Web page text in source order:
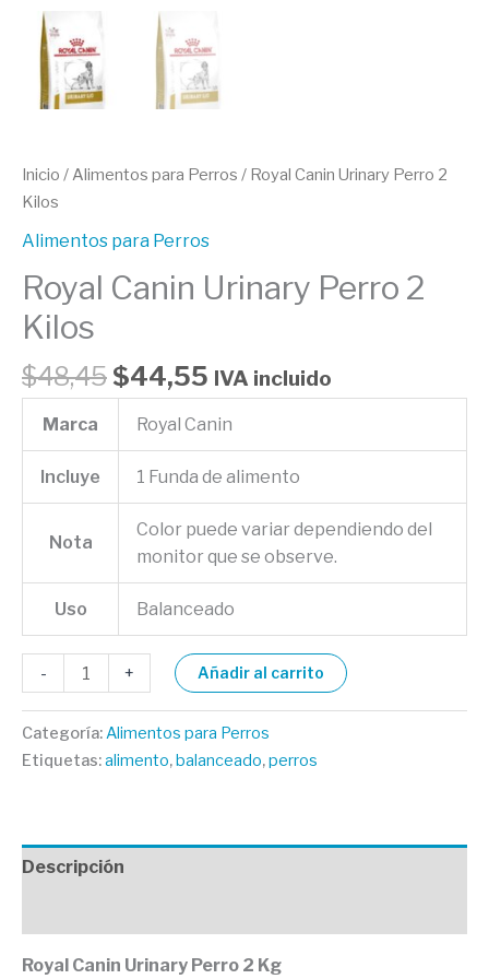
Inicio /Alimentos para Perros / Royal Canin Urinary Perro 2
Kilos
Alimentos para Perros
Royal Canin Urinary Perro 2
Kilos
$48,45 $44,55 IVA incluido
Marca Royal Canin
Incluye 1 Funda de alimento
Nota
Color puede variar dependiendo del
monitor que se observe.
Uso Balanceado
- + Añadir al carrito
Categoría: Alimentos para Perros
Etiquetas:alimento,balanceado,perros
Descripción
Royal Canin Urinary Perro 2 Kg